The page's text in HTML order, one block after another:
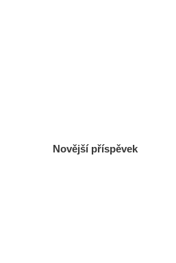
Novější příspěvek